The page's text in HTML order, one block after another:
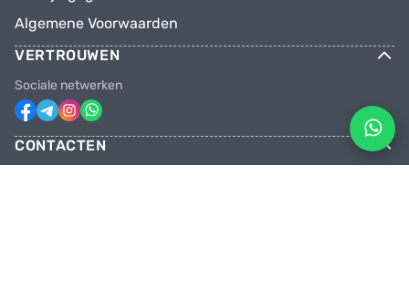
Algemene Voorwaarden
VERTROUWEN
Sociale netwerken
CONTACTEN